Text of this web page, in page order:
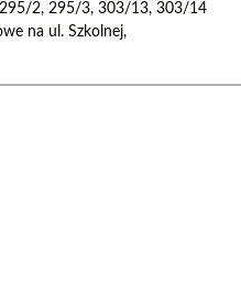
2, 295/3, 303/13, 303/14
na ul. Szkolnej,